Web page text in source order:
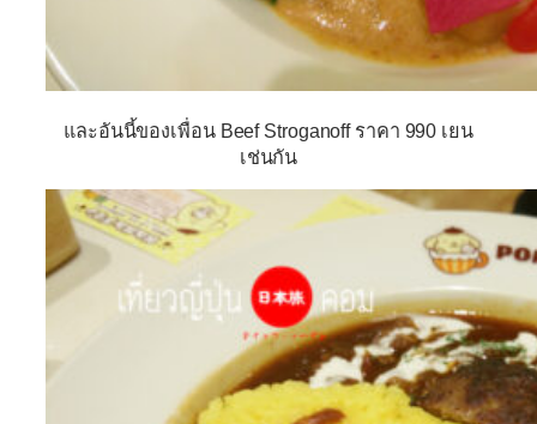
และอันนี้ของเพื่อน Beef Stroganoff ราคา 990 เยน
เช่นกัน